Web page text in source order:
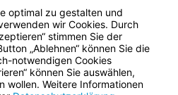
der zuständigen Behörde